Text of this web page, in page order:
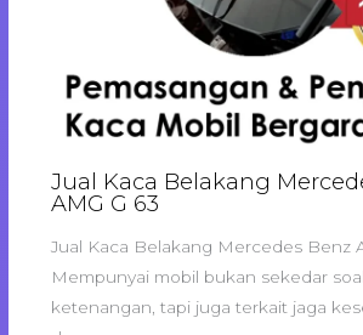
Jual Kaca Belakang
AMG G 63
Jual Kaca Belakang Mercedes Benz
Mempunyai mobil bukan sekedar
ketenangan, tapi juga terkait jaga